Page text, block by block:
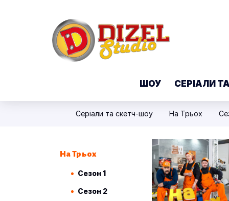
ШОУ СЕРІАЛИ
Серіали та скетч-шоу На Трьох
На Трьох
Сезон 1
Сезон 2